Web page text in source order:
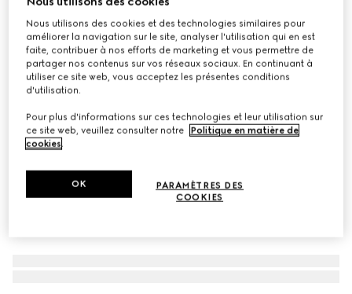
À personnaliser avec vos initiales
Étui pour passeport Gucci Essence Classic
CA$500
Déclinaisonstoile GG sable et marron
Nous utilisons des cookies et des technologies similaires pour
améliorer la navigation sur le site, analyser l'utilisation qui en est
faite, contribuer à nos efforts de marketing et vous permettre de
partager nos contenus sur vos réseaux sociaux. En continuant à
utiliser ce site web, vous acceptez les présentes conditions
d'utilisation.
Pour plus d'informations sur ces technologies et leur utilisation sur
ce site web, veuillez consulter notre
Politique en matière de
cookies.
PARAMÈTRES DES
COOKIES
OK